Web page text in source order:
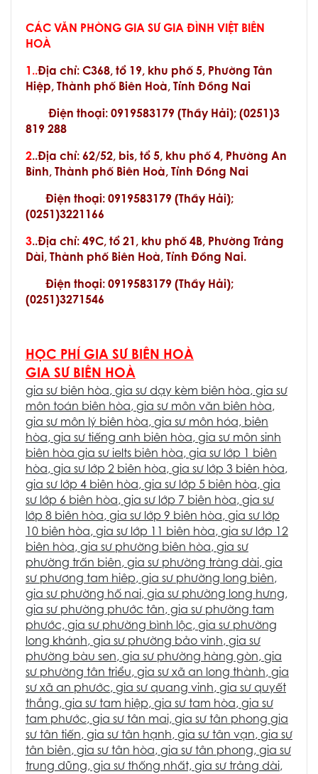
CÁC VĂN PHÒNG GIA SƯ GIA ĐÌNH VIỆT BIÊN
HOÀ
1..Địa chỉ: C368, tổ 19, khu phố 5, Phường Tân
Hiệp, Thành phố Biên Hoà, Tỉnh Đồng Nai
Điện thoại: 0919583179 (Thầy Hải); (0251)3
819 288
2..Địa chỉ: 62/52, bis, tổ 5, khu phố 4, Phường An
Bình, Thành phố Biên Hoà, Tỉnh Đồng Nai
Điện thoại: 0919583179 (Thầy Hải);
(0251)3221166
3..Địa chỉ: 49C, tổ 21, khu phố 4B, Phường Trảng
Dài, Thành phố Biên Hoà, Tỉnh Đồng Nai.
Điện thoại: 0919583179 (Thầy Hải);
(0251)3271546
HỌC PHÍ GIA SƯ BIÊN HOÀ
GIA SƯ BIÊN HOÀ
gia sư biên hòa, gia sư dạy kèm biên hòa, gia sư
môn toán biên hòa, gia sư môn văn biên hòa,
gia sư môn lý biên hòa, gia sư môn hóa, biên
hòa, gia sư tiếng anh biên hòa, gia sư môn sinh
biên hòa gia sư ielts biên hòa, gia sư lớp 1 biên
hòa, gia sư lớp 2 biên hòa, gia sư lớp 3 biên hòa,
gia sư lớp 4 biên hòa, gia sư lớp 5 biên hòa, gia
sư lớp 6 biên hòa, gia sư lớp 7 biên hòa, gia sư
lớp 8 biên hòa, gia sư lớp 9 biên hòa, gia sư lớp
10 biên hòa, gia sư lớp 11 biên hòa, gia sư lớp 12
biên hòa, gia sư phường biên hòa, gia sư
phường trấn biên, gia sư phường tràng dài, gia
sư phương tam hiêp, gia sư phường long biên,
gia sư phường hố nai, gia sư phường long hưng,
gia sư phường phước tân, gia sư phường tam
phước, gia sư phường bình lộc, gia sư phường
long khánh, gia sư phường bảo vinh, gia sư
phường bàu sen, gia sư phường hàng gòn, gia
sư phường tân triểu, gia sư xã an long thành, gia
sư xã an phước, gia sư quang vinh, gia sư quyết
thắng, gia sư tam hiệp, gia sư tam hòa, gia sư
tam phước, gia sư tân mai, gia sư tân phong gia
sư tân tiến, gia sư tân hạnh, gia sư tân vạn, gia sư
tân biên, gia sư tân hòa, gia sư tân phong, gia sư
trung dũng, gia sư thống nhất, gia sư trảng dài,